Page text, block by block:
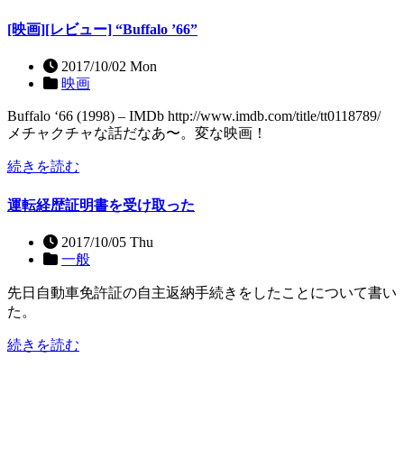
[映画][レビュー] “Buffalo ’66”
2017/10/02 Mon
映画
Buffalo ‘66 (1998) – IMDb http://www.imdb.com/title/tt0118789/
メチャクチャな話だなあ〜。変な映画！
続きを読む
運転経歴証明書を受け取った
2017/10/05 Thu
一般
先日自動車免許証の自主返納手続きをしたことについて書い
た。
続きを読む